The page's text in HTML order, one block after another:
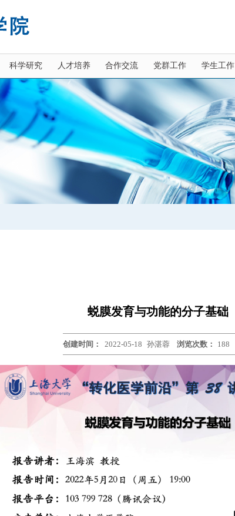
科学研究 人才培养 合作交流 党群工作 学生工作
蜕膜发育与功能的分子基础
创建时间： 2022-05-18 孙湛蓉 浏览次数： 188